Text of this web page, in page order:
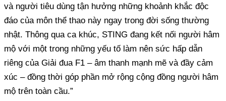
và người tiêu dùng tận hưởng những khoảnh khắc độc
đáo của môn thể thao này ngay trong đời sống thường
nhật. Thông qua ca khúc, STING đang kết nối người hâm
mộ với một trong những yếu tố làm nên sức hấp dẫn
riêng của Giải đua F1 – âm thanh mạnh mẽ và đầy cảm
xúc – đồng thời góp phần mở rộng cộng đồng người hâm
mộ trên toàn cầu.”